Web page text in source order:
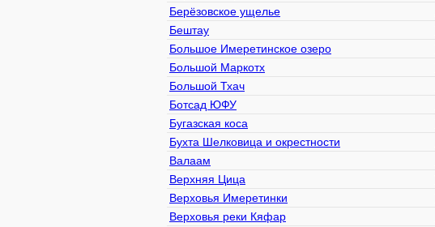
Берёзовское ущелье
Бештау
Большое Имеретинское озеро
Большой Маркотх
Большой Тхач
Ботсад ЮФУ
Бугазская коса
Бухта Шелковица и окрестности
Валаам
Верхняя Цица
Верховья Имеретинки
Верховья реки Кяфар